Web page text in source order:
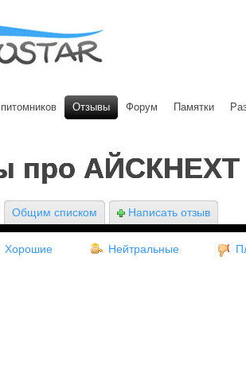
Отзывы Форум Памятки
про АЙСКНЕХТ
Общим списком Написать отзыв
Хорошие Нейтральные